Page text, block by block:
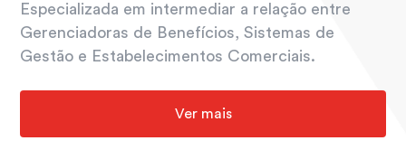
Especializada em intermediar a relação entre
Gerenciadoras de Benefícios, Sistemas de
Gestão e Estabelecimentos Comerciais.
Ver mais